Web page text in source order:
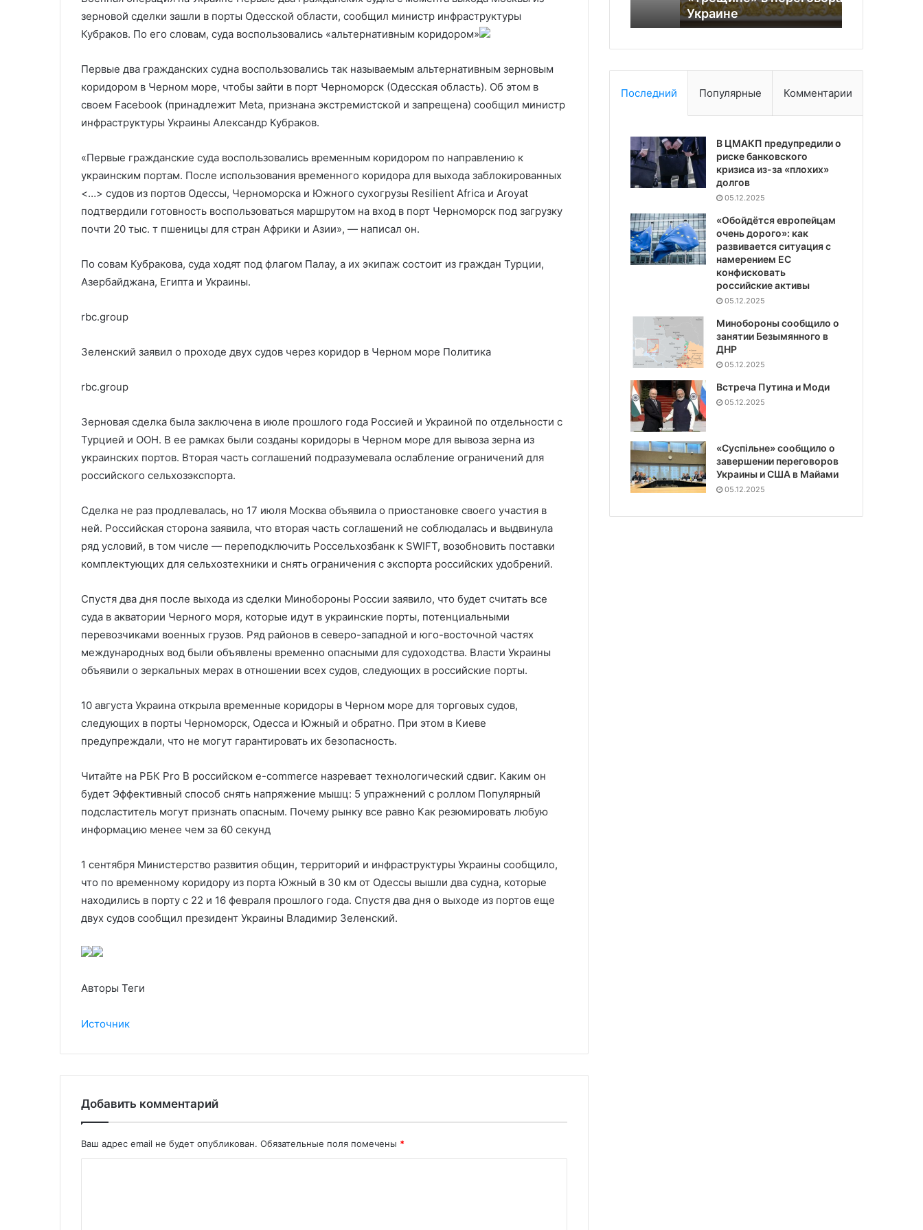
зерновой сделки зашли в порты Одесской области, сообщил министр инфраструктуры
Кубраков. По его словам, суда воспользовались «альтернативным коридором»
Первые два гражданских судна воспользовались так называемым альтернативным зерновым
коридором в Черном море, чтобы зайти в порт Черноморск (Одесская область). Об этом в
своем Facebook (принадлежит Meta, признана экстремистской и запрещена) сообщил министр
инфраструктуры Украины Александр Кубраков.
«Первые гражданские суда воспользовались временным коридором по направлению к
украинским портам. После использования временного коридора для выхода заблокированных
<…> судов из портов Одессы, Черноморска и Южного сухогрузы Resilient Africa и Aroyat
подтвердили готовность воспользоваться маршрутом на вход в порт Черноморск под загрузку
почти 20 тыс. т пшеницы для стран Африки и Азии», — написал он.
По совам Кубракова, суда ходят под флагом Палау, а их экипаж состоит из граждан Турции,
Азербайджана, Египта и Украины.
rbc.group
Зеленский заявил о проходе двух судов через коридор в Черном море Политика
rbc.group
Зерновая сделка была заключена в июле прошлого года Россией и Украиной по отдельности с
Турцией и ООН. В ее рамках были созданы коридоры в Черном море для вывоза зерна из
украинских портов. Вторая часть соглашений подразумевала ослабление ограничений для
российского сельхозэкспорта.
Сделка не раз продлевалась, но 17 июля Москва объявила о приостановке своего участия в
ней. Российская сторона заявила, что вторая часть соглашений не соблюдалась и выдвинула
ряд условий, в том числе — переподключить Россельхозбанк к SWIFT, возобновить поставки
комплектующих для сельхозтехники и снять ограничения с экспорта российских удобрений.
Спустя два дня после выхода из сделки Минобороны России заявило, что будет считать все
суда в акватории Черного моря, которые идут в украинские порты, потенциальными
перевозчиками военных грузов. Ряд районов в северо-западной и юго-восточной частях
международных вод были объявлены временно опасными для судоходства. Власти Украины
объявили о зеркальных мерах в отношении всех судов, следующих в российские порты.
10 августа Украина открыла временные коридоры в Черном море для торговых судов,
следующих в порты Черноморск, Одесса и Южный и обратно. При этом в Киеве
предупреждали, что не могут гарантировать их безопасность.
Читайте на РБК Pro В российском e-commerce назревает технологический сдвиг. Каким он
будет Эффективный способ снять напряжение мышц: 5 упражнений с роллом Популярный
подсластитель могут признать опасным. Почему рынку все равно Как резюмировать любую
информацию менее чем за 60 секунд
1 сентября Министерство развития общин, территорий и инфраструктуры Украины сообщило,
что по временному коридору из порта Южный в 30 км от Одессы вышли два судна, которые
находились в порту с 22 и 16 февраля прошлого года. Спустя два дня о выходе из портов еще
двух судов сообщил президент Украины Владимир Зеленский.
Авторы Теги
Источник
Добавить комментарий
Ваш адрес email не будет опубликован. Обязательные поля помечены *
прекратить «голодные игры»
в выборов в США
доппельгангером»
Украине
Последний Популярные Комментарии
В ЦМАКП предупредили о
риске банковского
кризиса из-за «плохих»
долгов
05.12.2025
«Обойдётся европейцам
очень дорого»: как
развивается ситуация с
намерением ЕС
конфисковать
российские активы
05.12.2025
Минобороны сообщило о
занятии Безымянного в
ДНР
05.12.2025
Встреча Путина и Моди
05.12.2025
«Суспiльне» сообщило о
завершении переговоров
Украины и США в Майами
05.12.2025